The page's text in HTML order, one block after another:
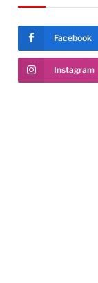
Facebook
Instagram